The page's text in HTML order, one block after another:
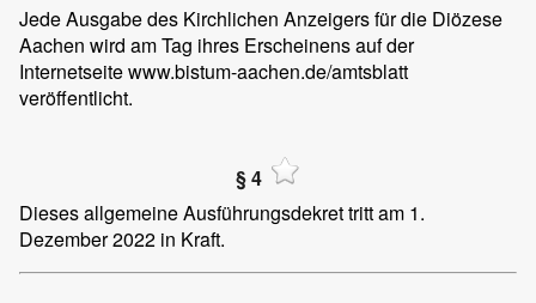
Jede Ausgabe des Kirchlichen Anzeigers für die Diözese
Aachen wird am Tag ihres Erscheinens auf der
Internetseite www.bistum-aachen.de/amtsblatt
veröffentlicht.
§ 4
Dieses allgemeine Ausführungsdekret tritt am 1.
Dezember 2022 in Kraft.